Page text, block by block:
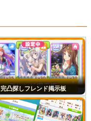
完凸探しフレンド掲示板